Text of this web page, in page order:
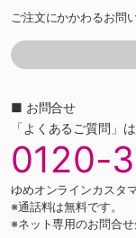
ご注文にかかわるお問
■ お問合せ
「よくあるご質問」は
0120-
ゆめオンラインカスタ
※通話料は無料です。
※ネット専用のお問合せ